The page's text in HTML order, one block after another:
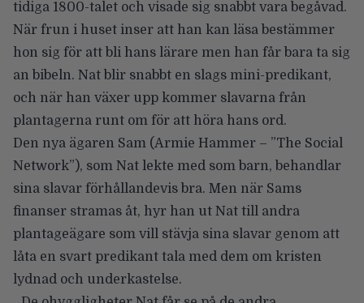
tidiga 1800-talet och visade sig snabbt vara begåvad.
När frun i huset inser att han kan läsa bestämmer
hon sig för att bli hans lärare men han får bara ta sig
an bibeln. Nat blir snabbt en slags mini-predikant,
och när han växer upp kommer slavarna från
plantagerna runt om för att höra hans ord.
Den nya ägaren Sam (Armie Hammer – ”The Social
Network”), som Nat lekte med som barn, behandlar
sina slavar förhållandevis bra. Men när Sams
finanser stramas åt, hyr han ut Nat till andra
plantageägare som vill stävja sina slavar genom att
låta en svart predikant tala med dem om kristen
lydnad och underkastelse.